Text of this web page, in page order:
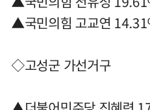
▲국민의힘 고교연
◇고성군 가선거구